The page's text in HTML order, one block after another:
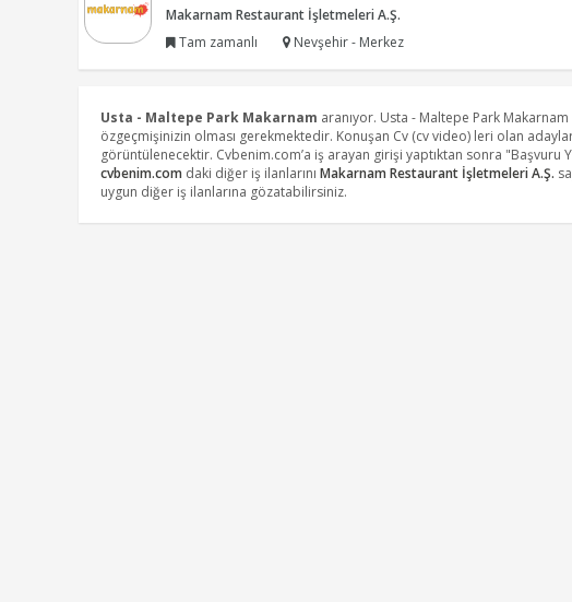
Makarnam Restaurant İşletmeleri A.Ş.
Tam zamanlı
Nevşehir - Merkez
Usta - Maltepe Park Makarnam aranıyor. Usta - Maltepe Park
özgeçmişinizin olması gerekmektedir. Konuşan Cv (cv video) leri olan
görüntülenecektir. Cvbenim.com’a iş arayan girişi yaptıktan sonra
cvbenim.com daki diğer iş ilanlarını Makarnam Restaurant İşletmeleri A.Ş.
uygun diğer iş ilanlarına gözatabilirsiniz.